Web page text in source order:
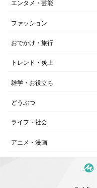
エンタメ・芸能
ファッション
おでかけ・旅行
トレンド・炎上
雑学・お役立ち
どうぶつ
ライフ・社会
アニメ・漫画